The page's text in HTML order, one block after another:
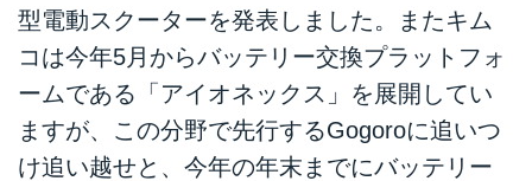
型電動スクーターを発表しました。またキム
コは今年5月からバッテリー交換プラットフォ
ームである「アイオネックス」を展開してい
ますが、この分野で先行するGogoroに追いつ
け追い越せと、今年の年末までにバッテリー